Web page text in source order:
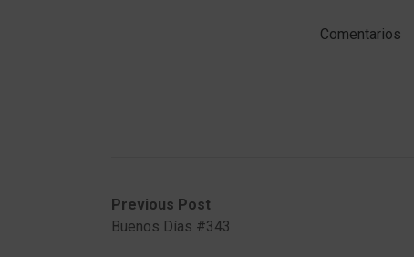
Comentarios
Previous Post
Buenos Días #343